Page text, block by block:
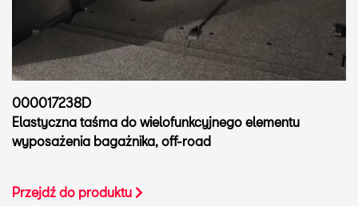
000017238D
Elastyczna taśma do wielofunkcyjnego elementu
wyposażenia bagażnika, off-road
Przejdź do produktu